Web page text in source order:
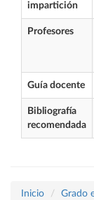
impartición
Profesores
Guía docente
Bibliografía
recomendada
Inicio
Grado